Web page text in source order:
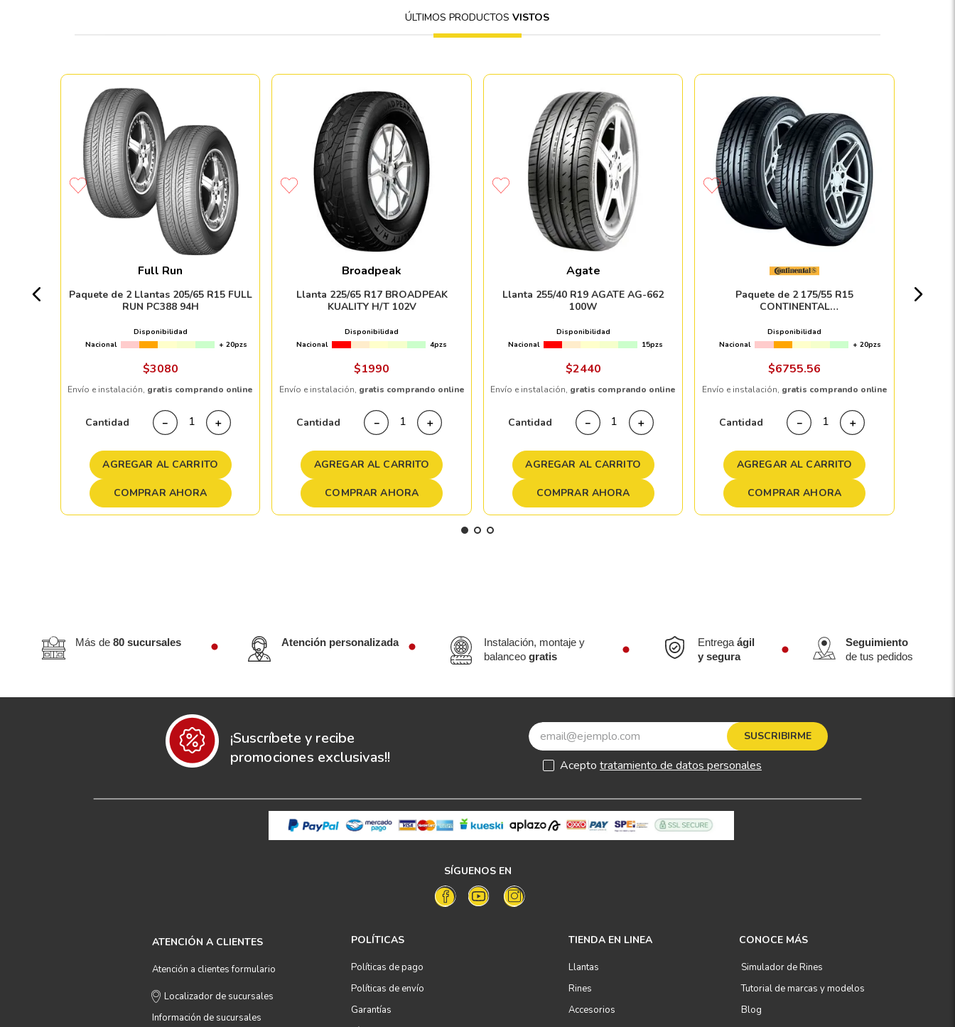
ÚLTIMOS PRODUCTOSVISTOS
Full Run
Paquete de 2 Llantas 205/65 R15 FULL
RUN PC388 94H
Disponibilidad
Nacional
+ 20pzs
$3080
Envío e instalación, gratis comprando online
Cantidad ＋
－
AGREGAR AL CARRITO
COMPRAR AHORA
Broadpeak
Llanta 225/65 R17 BROADPEAK
KUALITY H/T 102V
Disponibilidad
Nacional
4pzs
$1990
Envío e instalación, gratis comprando online
Cantidad ＋
－
AGREGAR AL CARRITO
COMPRAR AHORA
Agate
Llanta 255/40 R19 AGATE AG-662
100W
Disponibilidad
Nacional
15pzs
$2440
Envío e instalación, gratis comprando online
Cantidad ＋
－
AGREGAR AL CARRITO
COMPRAR AHORA
Paquete de 2 175/55 R15
CONTINENTAL
Disponibilidad
Nacional
+ 20pzs
$6755.56
Envío e instalación, gratis comprando online
Cantidad ＋
－
AGREGAR AL CARRITO
COMPRAR AHORA
Más de 80 sucursales Atención personalizada
Instalación, montaje y
balanceogratis
Entregaágil
y segura
Seguimiento
de tus pedidos
¡Suscríbete y recibe
promociones exclusivas!!
SUSCRIBIRME
Acepto tratamiento de datos personales
SÍGUENOS EN
ATENCIÓN A CLIENTES
Atención a clientes formulario
Localizador de sucursales
Información de sucursales
POLÍTICAS
Políticas de pago
Políticas de envío
Garantías
TIENDA EN LINEA
Llantas
Rines
Accesorios
CONOCE MÁS
Simulador de Rines
Tutorial de marcas y modelos
Blog